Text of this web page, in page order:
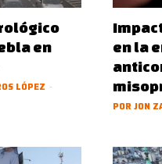
en
LÓPEZ -
en la
POR JON